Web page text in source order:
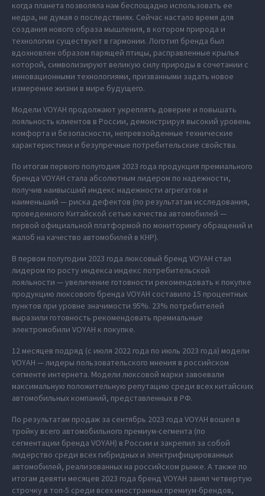
когда планета позволяла нам беспощадно использовать ее
недра, не думая о последствиях. Сейчас настало время для
создания нового образа мышления, в котором природа и
технологии существуют в гармонии. Логотип бренда был
вдохновлен образом парящей птицы, расправленные крылья
которой, символизируют великую силу природы в сочетании с
инновационными технологиями, призванными задать новое
измерение жизни в мире будущего.
Модели VOYAH продолжают укреплять доверие и повышать
лояльность клиентов в России, демонстрируя высокий уровень
комфорта и безопасности, непревзойденные технические
характеристики и безупречные потребительские свойства.
По итогам первого полугодия 2023 года продукция премиального
бренда VOYAH стала абсолютным лидером по надежности,
получив наивысший индекс надежности агрегатов и
наименьший — риска дефектов (по результатам исследования,
проведенного Китайской сетью качества автомобилей —
первой официальной платформой по мониторингу обращений и
жалоб на качество автомобилей в КНР).
В первом полугодии 2023 года люксовый бренд VOYAH стал
лидером по росту индекса индекс потребительской
лояльности — увеличение готовности рекомендовать к покупке
продукцию люксового бренда VOYAH составило 15 процентных
пунктов при уровне значимости 95%. 23% потребителей
выразили готовность рекомендовать премиальные
электромобили VOYAH к покупке.
12 месяцев подряд (с июля 2022 года по июль 2023 года) модели
VOYAH — лидеры пользовательского мнения в российском
сегменте интернета. Модели люксовой марки завоевали
максимальную положительную репутацию среди всех китайских
автомобильных компаний, представленных в РФ.
По результатам продаж за сентябрь 2023 года VOYAH вошел в
тройку всего автомобильного премиум-сегмента (по
сегментации бренда VOYAH) в России и закрепил за собой
лидерство среди всех гибридных и электрифицированных
автомобилей, реализованных на российском рынке. А также по
итогам девяти месяцев 2023 года бренд VOYAH занял четвертую
строчку в топ-5 среди всех иностранных премиум-брендов,